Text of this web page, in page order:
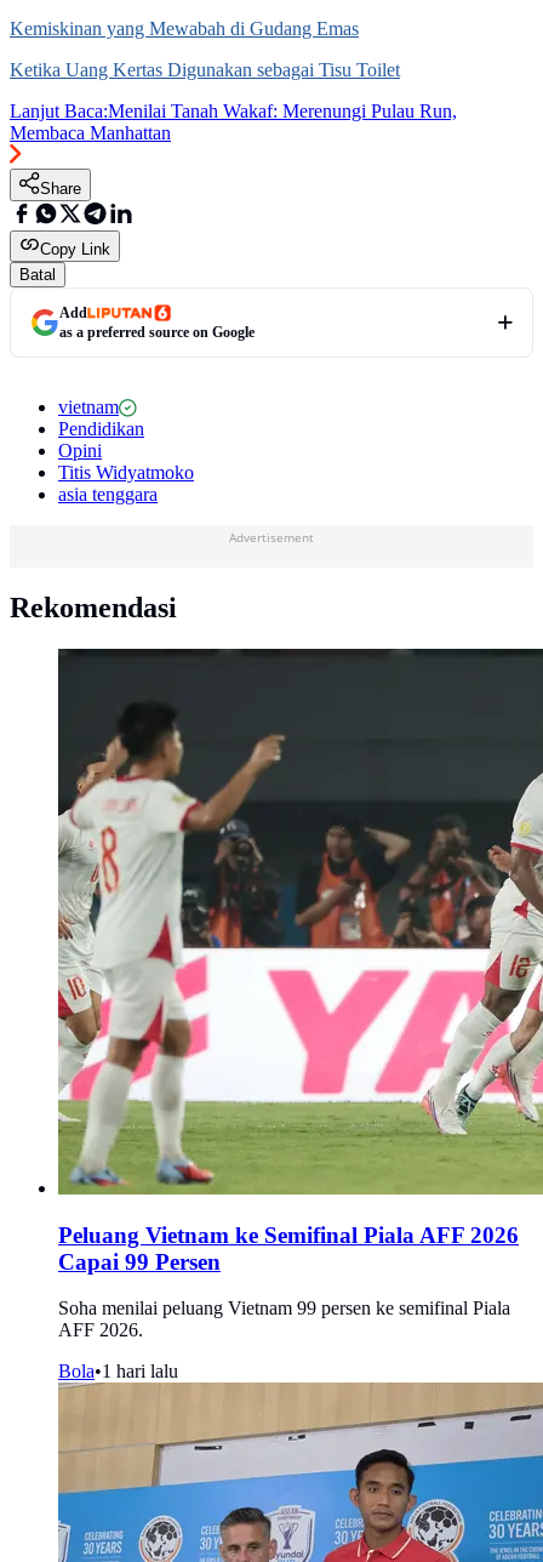
Kemiskinan yang Mewabah di Gudang Emas
Ketika Uang Kertas Digunakan sebagai Tisu Toilet
Lanjut Baca:Menilai Tanah Wakaf: Merenungi Pulau Run,
Membaca Manhattan
Share
Copy Link
Batal
Add
as a preferred source on Google
vietnam
Pendidikan
Opini
Titis Widyatmoko
asia tenggara
Advertisement
Rekomendasi
Peluang Vietnam ke Semifinal Piala AFF 2026
Capai 99 Persen
Soha menilai peluang Vietnam 99 persen ke semifinal Piala
AFF 2026.
Bola•1 hari lalu